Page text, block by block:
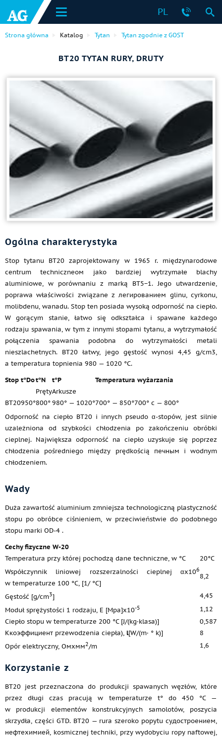
PL
Strona główna Katalog Tytan Tytan zgodnie z GOST
ВТ20 TYTAN RURY, DRUTY
Ogólna charakterystyka
Stop tytanu ВТ20 zaprojektowany w 1965 r. międzynarodowe
centrum techniczneом jako bardziej wytrzymałe blachy
aluminiowe, w porównaniu z marką ВТ5−1. Jego utwardzenie,
poprawa właściwości związane z легированием glinu, cyrkonu,
molibdenu, wanadu. Stop ten posiada wysoką odporność na ciepło.
W gorącym stanie, łatwo się odkształca i spawane każdego
rodzaju spawania, w tym z innymi stopami tytanu, a wytrzymałość
połączenia spawania podobna do wytrzymałości metali
nieszlachetnych. ВТ20 łatwy, jego gęstość wynosi 4,45 g/cm3,
a temperatura topnienia 980 — 1020 °C.
Stop t°Dot°N t°P
Temperatura wyżarzania
PrętyArkusze
ВТ20950°800°980° — 1020°700° — 850°700° c — 800°
Odporność na ciepło ВТ20 i innych pseudo α-stopów, jest silnie
uzależniona od szybkości chłodzenia po zakończeniu obróbki
cieplnej. Największa odporność na ciepło uzyskuje się poprzez
chłodzenia pośredniego między prędkością печным i wodnym
chłodzeniem.
Wady
Duża zawartość aluminium zmniejsza technologiczną plastyczność
stopu po obróbce ciśnieniem, w przeciwieństwie do podobnego
stopu marki OD-4 .
Cechy fizyczne W-20
Temperatura przy której pochodzą dane techniczne, w °C
20°C
Współczynnik liniowej rozszerzalności cieplnej αx106
w temperaturze 100 °C, [1/ °C]
8,2
Gęstość [g/cm3]
4,45
Moduł sprężystości 1 rodzaju, E [Mpa]x10-5
1,12
Ciepło stopu w temperaturze 200 °C [J/(kg·klasa)]
0,587
Ккоэффициент przewodzenia ciepła), l[W/(m· ° k)]
8
Opór elektryczny, Омхмм2/m 1,6
Korzystanie z
ВТ20 jest przeznaczona do produkcji spawanych węzłów, które
przez długi czas pracują w temperaturze t° do 450 °C —
w produkcji elementów konstrukcyjnych samolotów, poszycia
skrzydła, części GTD. ВТ20 — rura szeroko popytu судостроением,
нефтехимией, kosmicznej techniki, przy wydobyciu ropy naftowej,